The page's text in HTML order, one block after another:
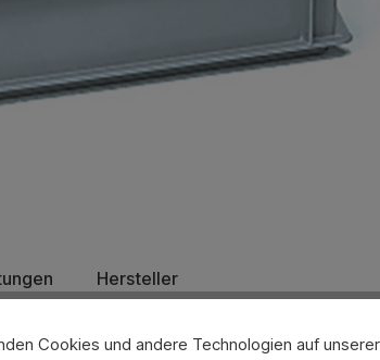
Hersteller
Cookies und andere Technologien auf